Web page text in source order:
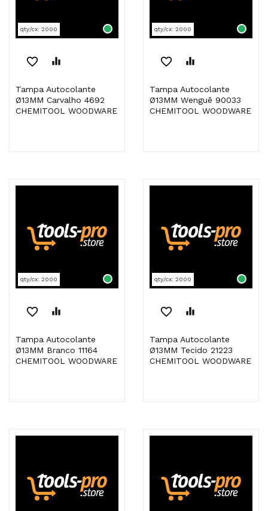
qty/cx: 2000
favorite_border equalizer
Tampa Autocolante
Ø13MM Carvalho 4692
CHEMITOOL WOODWARE
qty/cx: 2000
favorite_border equalizer
Tampa Autocolante
Ø13MM Wenguê 90033
CHEMITOOL WOODWARE
qty/cx: 2000
favorite_border equalizer
Tampa Autocolante
Ø13MM Branco 11164
CHEMITOOL WOODWARE
qty/cx: 2000
favorite_border equalizer
Tampa Autocolante
Ø13MM Tecido 21223
CHEMITOOL WOODWARE